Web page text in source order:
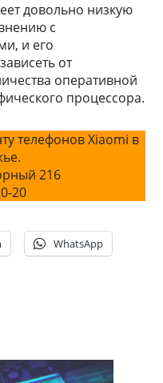
довольно низкую
с
и его
от
оперативной
процессора.
телефонов Xiaomi в
216
20
WhatsApp